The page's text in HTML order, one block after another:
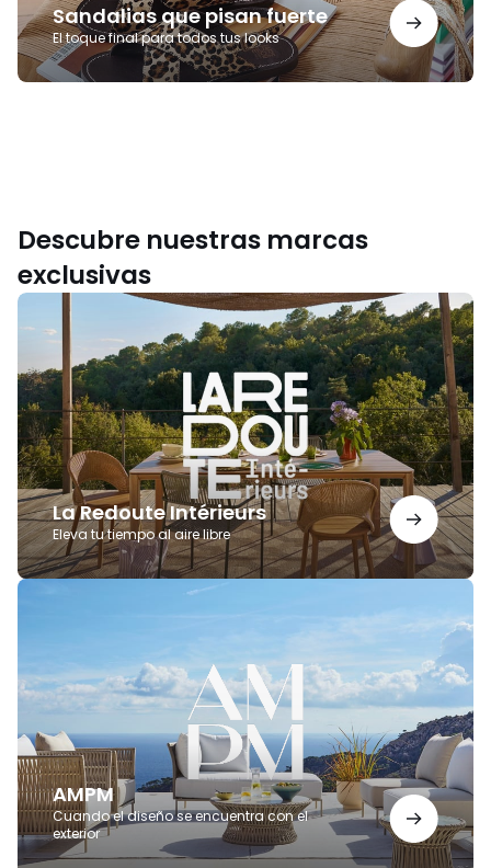
Sandalias que pisan fuerte
El toque final para todos tus looks
Descubre nuestras marcas
exclusivas
La Redoute Intérieurs
Eleva tu tiempo al aire libre
La
Redoute
AMPM
Cuando el diseño se encuentra con el
exterior
AMPM